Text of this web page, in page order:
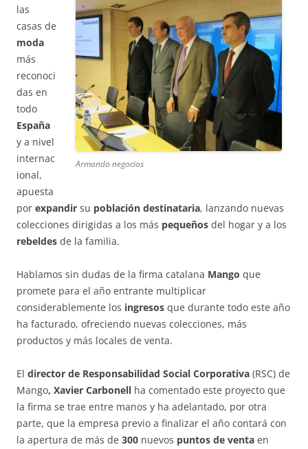
Armando negocios
las
casas de
moda
más
reconoci
das en
todo
España
y a nivel
internac
ional,
apuesta
por expandir su población destinataria, lanzando nuevas
colecciones dirigidas a los más pequeños del hogar y a los
rebeldes de la familia.
Hablamos sin dudas de la firma catalana Mango que
promete para el año entrante multiplicar
considerablemente los ingresos que durante todo este año
ha facturado, ofreciendo nuevas colecciones, más
productos y más locales de venta.
El director de Responsabilidad Social Corporativa (RSC) de
Mango, Xavier Carbonell ha comentado este proyecto que
la firma se trae entre manos y ha adelantado, por otra
parte, que la empresa previo a finalizar el año contará con
la apertura de más de 300 nuevos puntos de venta en